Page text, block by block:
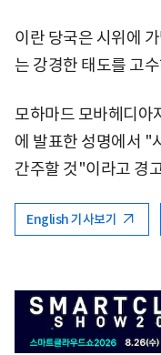
이란 당국은 시위에
는 강경한 태도를 고
모하마드 모바헤디아
에 발표한 성명에서 "
간주할 것"이라고 경
English 기사보기